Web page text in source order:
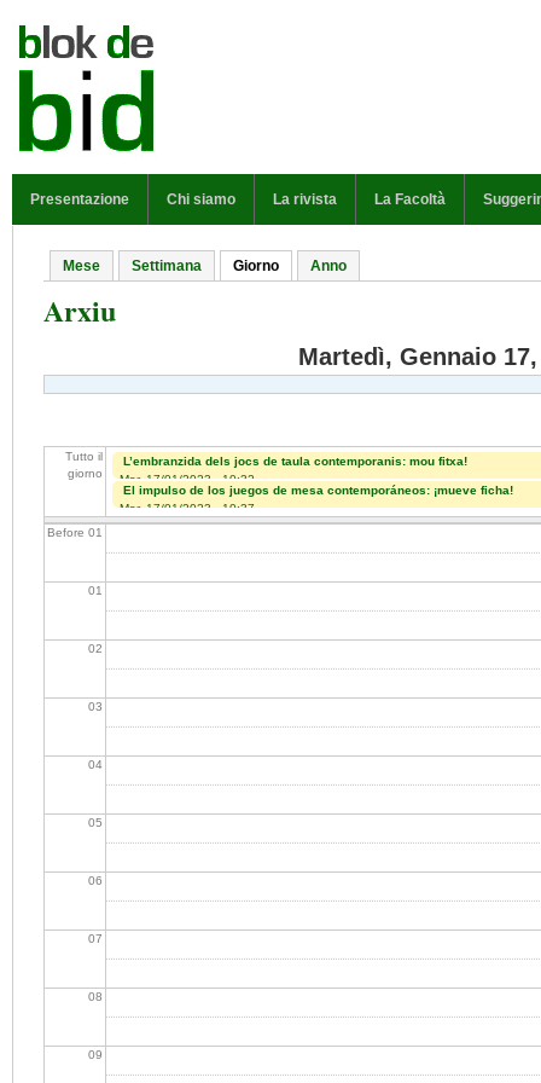
Presentazione Chi siamo La rivista La Facoltà
Schede primarie
Mese Settimana Giorno(scheda attiva)
Anno
Arxiu
Martedì, Gennaio 17,
Tutto il
giorno
L’embranzida dels jocs de taula contemporanis: mou fitxa!
Mar, 17/01/2023 - 10:32
El impulso de los juegos de mesa contemporáneos: ¡mueve ficha!
Mar, 17/01/2023 - 10:37
Before 01
01
02
03
04
05
06
07
08
09